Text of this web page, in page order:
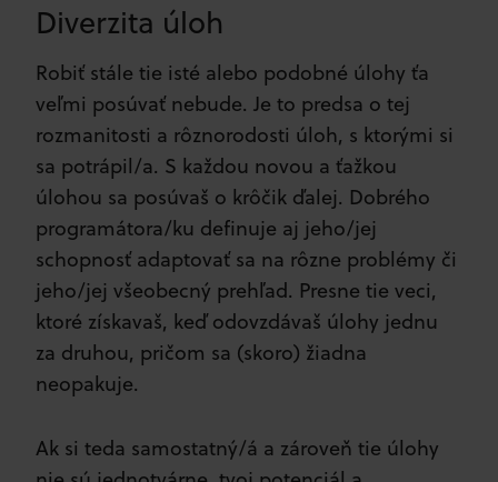
Diverzita úloh
Robiť stále tie isté alebo podobné úlohy ťa
veľmi posúvať nebude. Je to predsa o tej
rozmanitosti a rôznorodosti úloh, s ktorými si
sa potrápil/a. S každou novou a ťažkou
úlohou sa posúvaš o krôčik ďalej. Dobrého
programátora/ku definuje aj jeho/jej
schopnosť adaptovať sa na rôzne problémy či
jeho/jej všeobecný prehľad. Presne tie veci,
ktoré získavaš, keď odovzdávaš úlohy jednu
za druhou, pričom sa (skoro) žiadna
neopakuje.
Ak si teda samostatný/á a zároveň tie úlohy